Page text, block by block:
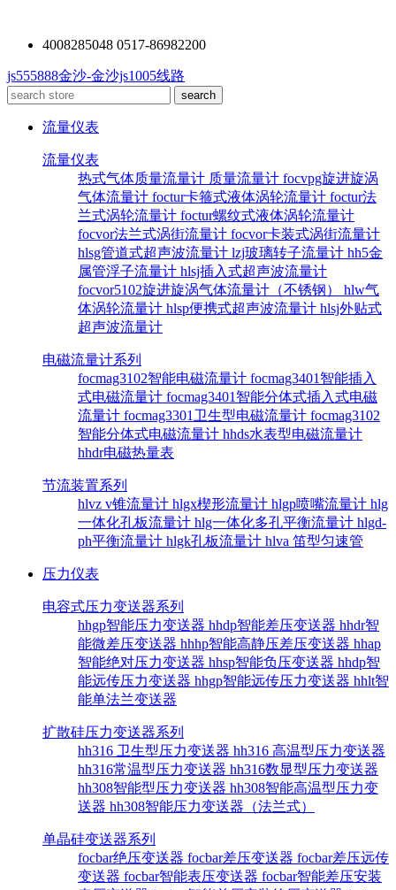
4008285048 0517-86982200
js555888金沙-金沙js1005线路
流量仪表
流量仪表
热式气体质量流量计 质量流量计 focvpg旋进旋涡
气体流量计 foctur卡箍式液体涡轮流量计 foctur法
兰式涡轮流量计 foctur螺纹式液体涡轮流量计
focvor法兰式涡街流量计 focvor卡装式涡街流量计
hlsg管道式超声波流量计 lzj玻璃转子流量计 hh5金
属管浮子流量计 hlsj插入式超声波流量计
focvor5102旋进旋涡气体流量计（不锈钢） hlw气
体涡轮流量计 hlsp便携式超声波流量计 hlsj外贴式
超声波流量计
电磁流量计系列
focmag3102智能电磁流量计 focmag3401智能插入
式电磁流量计 focmag3401智能分体式插入式电磁
流量计 focmag3301卫生型电磁流量计 focmag3102
智能分体式电磁流量计 hhds水表型电磁流量计
hhdr电磁热量表
节流装置系列
hlvz v锥流量计 hlgx楔形流量计 hlgp喷嘴流量计 hlg
一体化孔板流量计 hlg一体化多孔平衡流量计 hlgd-
ph平衡流量计 hlgk孔板流量计 hlva 笛型匀速管
压力仪表
电容式压力变送器系列
hhgp智能压力变送器 hhdp智能差压变送器 hhdr智
能微差压变送器 hhhp智能高静压差压变送器 hhap
智能绝对压力变送器 hhsp智能负压变送器 hhdp智
能远传压力变送器 hhgp智能远传压力变送器 hhlt智
能单法兰变送器
扩散硅压力变送器系列
hh316 卫生型压力变送器 hh316 高温型压力变送器
hh316常温型压力变送器 hh316数显型压力变送器
hh308智能型压力变送器 hh308智能高温型压力变
送器 hh308智能压力变送器（法兰式）
单晶硅变送器系列
focbar绝压变送器 focbar差压变送器 focbar差压远传
变送器 focbar智能表压变送器 focbar智能差压安装